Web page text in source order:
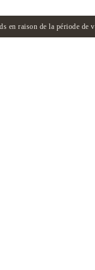
en raison de la période de